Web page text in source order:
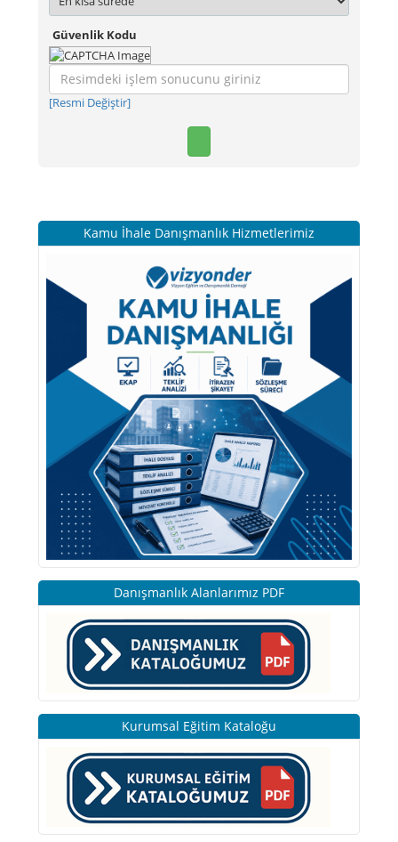
Güvenlik Kodu
[Resmi Değiştir]
Kamu İhale Danışmanlık Hizmetlerimiz
Danışmanlık Alanlarımız PDF
Kurumsal Eğitim Kataloğu